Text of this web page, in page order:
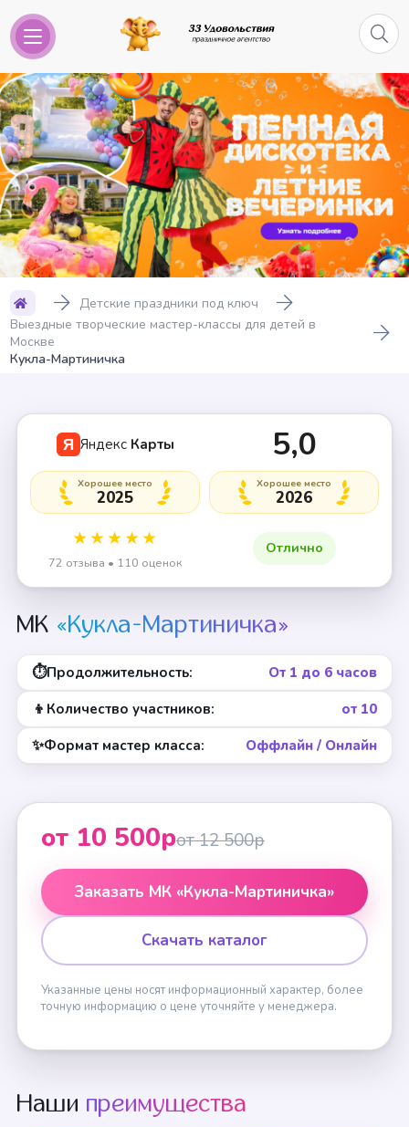
Детские праздники под ключ
Выездные творческие мастер-классы для детей в
Москве
Кукла-Мартиничка
+1 смотреть
Я Яндекс Карты 5,0
★★★★★
72 отзыва • 110 оценок
Хорошее место
2025
Хорошее место
2026
Отлично
МК «Кукла-Мартиничка»
⏱Продолжительность: От 1 до 6 часов
👦 Количество участников: от 10
✨Формат мастер класса: Оффлайн / Онлайн
от 10 500рот 12 500р
Заказать МК «Кукла-Мартиничка»
Скачать каталог
Указанные цены носят информационный характер, более
точную информацию о цене уточняйте у менеджера.
Наши преимущества